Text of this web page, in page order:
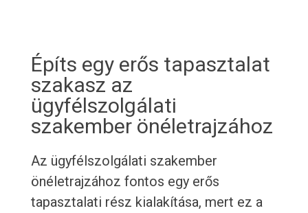
Építs egy erős tapasztalat
szakasz az
ügyfélszolgálati
szakember önéletrajzához
Az ügyfélszolgálati szakember
önéletrajzához fontos egy erős
tapasztalati rész kialakítása, mert ez a